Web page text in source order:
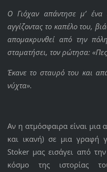
Ο Γιόχαν απάντησε μ’ ένα
αγγίζοντας το καπέλο του,
απομακρυνθεί από την
σταματήσει, τον ρώτησα:
Έκανε το σταυρό του και
νύχτα».
Αν η ατμόσφαιρα είναι μια
και ικανή) σε μια γραφή
Stoker μας εισάγει από
κόσμο της ιστορίας